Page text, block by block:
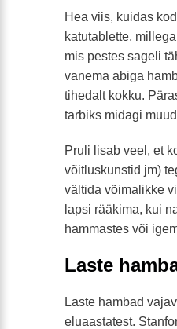
Hea viis, kuidas
katutablette,
mis pestes sageli
vanema abiga
tihedalt kokku.
tarbiks midagi
Pruli lisab veel, et
võitluskunstid jm)
vältida võimalikke
lapsi rääkima, kui
hammastes või
Laste
Laste hambad
eluaastatest.